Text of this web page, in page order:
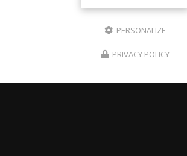
PERSONALIZE
PRIVACY POLICY